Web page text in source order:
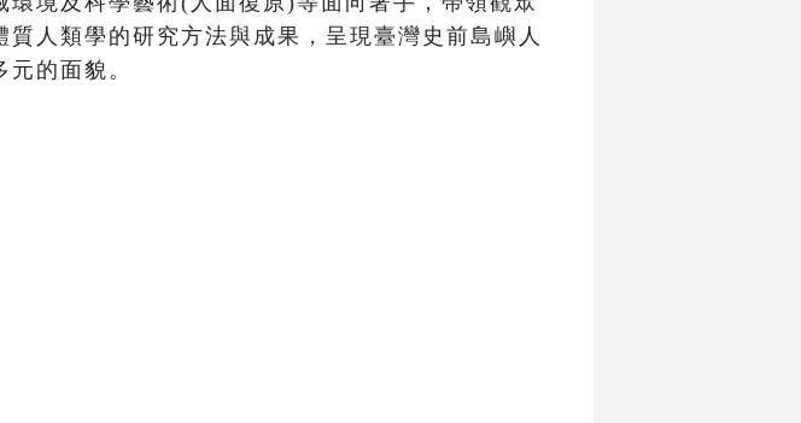
質人類學的研究方法與成果，呈現臺灣史前島嶼人
的面貌。